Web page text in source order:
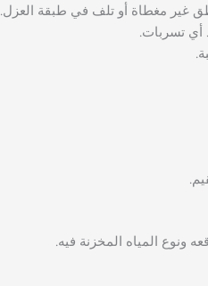
غير مغطاة أو تلف في طبقة العزل.
المياه المخزنة فيه.